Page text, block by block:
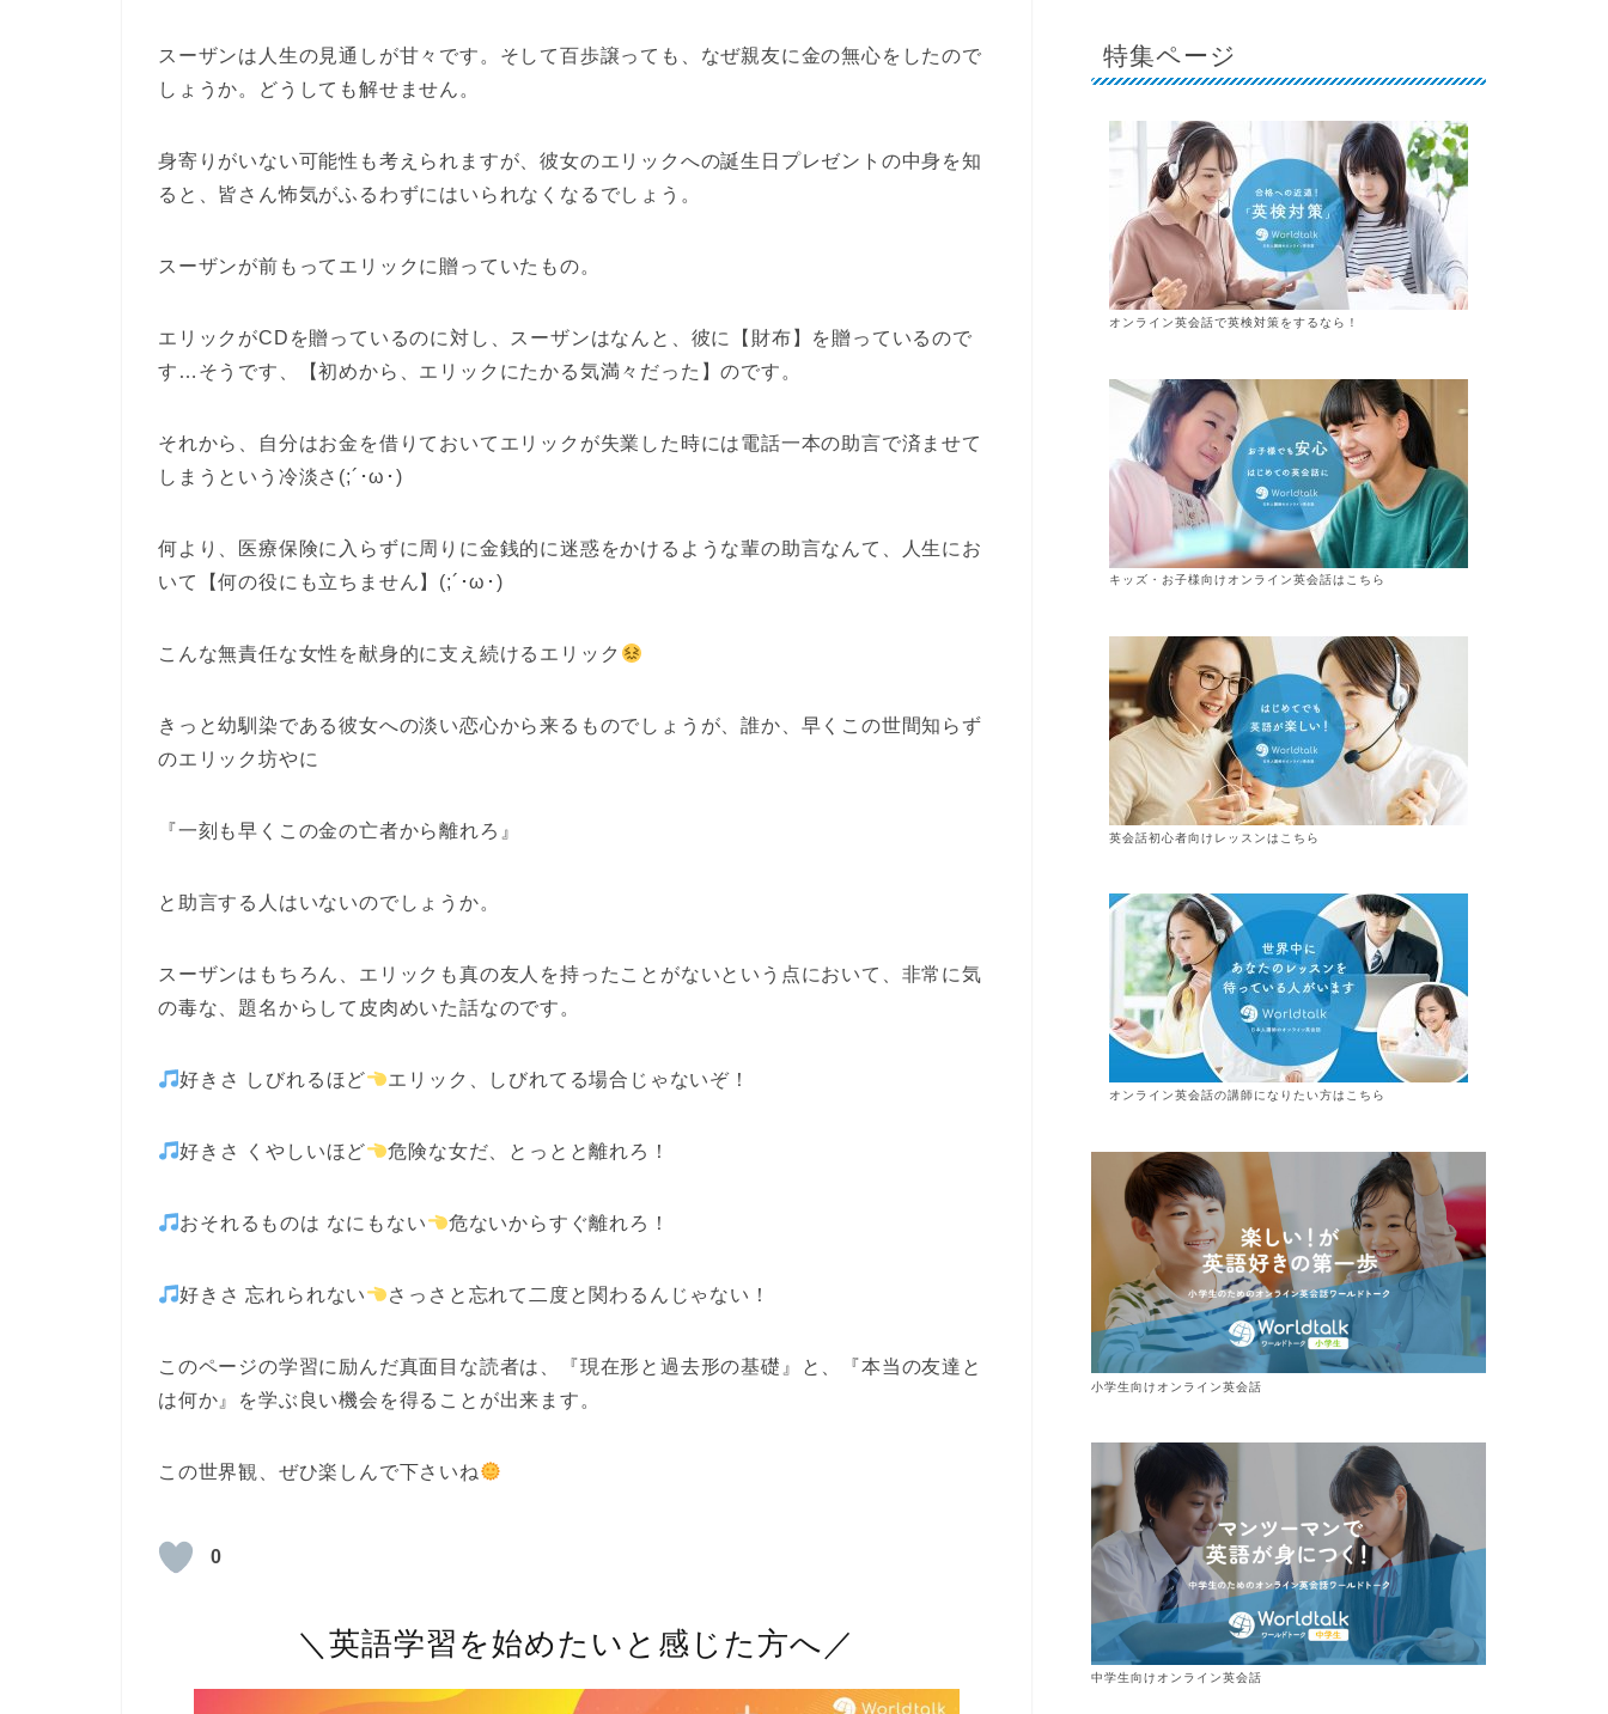
スーザンは人生の見通しが甘々です。そして百歩譲っても、なぜ親友に金の無心をしたので
しょうか。どうしても解せません。
身寄りがいない可能性も考えられますが、彼女のエリックへの誕生日プレゼントの中身を知
ると、皆さん怖気がふるわずにはいられなくなるでしょう。
スーザンが前もってエリックに贈っていたもの。
エリックがCDを贈っているのに対し、スーザンはなんと、彼に【財布】を贈っているので
す…そうです、【初めから、エリックにたかる気満々だった】のです。
それから、自分はお金を借りておいてエリックが失業した時には電話一本の助言で済ませて
しまうという冷淡さ(;´･ω･)
何より、医療保険に入らずに周りに金銭的に迷惑をかけるような輩の助言なんて、人生にお
いて【何の役にも立ちません】(;´･ω･)
こんな無責任な女性を献身的に支え続けるエリック
きっと幼馴染である彼女への淡い恋心から来るものでしょうが、誰か、早くこの世間知らず
のエリック坊やに
『一刻も早くこの金の亡者から離れろ』
と助言する人はいないのでしょうか。
スーザンはもちろん、エリックも真の友人を持ったことがないという点において、非常に気
の毒な、題名からして皮肉めいた話なのです。
好きさ しびれるほど エリック、しびれてる場合じゃないぞ！
好きさ くやしいほど 危険な女だ、とっとと離れろ！
おそれるものは なにもない 危ないからすぐ離れろ！
好きさ 忘れられない さっさと忘れて二度と関わるんじゃない！
このページの学習に励んだ真面目な読者は、『現在形と過去形の基礎』と、『本当の友達と
は何か』を学ぶ良い機会を得ることが出来ます。
この世界観、ぜひ楽しんで下さいね
0
＼英語学習を始めたいと感じた方へ／
特集ページ
オンライン英会話で英検対策をするなら！
キッズ・お子様向けオンライン英会話はこちら
英会話初心者向けレッスンはこちら
オンライン英会話の講師になりたい方はこちら
小学生向けオンライン英会話
中学生向けオンライン英会話